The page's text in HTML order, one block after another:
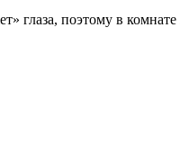
глаза, поэтому в